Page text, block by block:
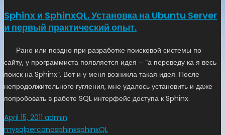
Sphinx и SphinxQL. Установка на Ubuntu Server
и первый практический опыт.
Рано или поздно при разработке поисковой системы по
сайту, у программиста появляется идея – “а переведу ка я весь
поиск на Sphinx”. Вот и у меня возникла такая идея. После
непродолжительного гугления, мне удалось установить и даже
попробовать в работе SQL интерфейс доступа к Sphinx.
April 15, 2011 admin
mysqlperconasphinxsphinxQL